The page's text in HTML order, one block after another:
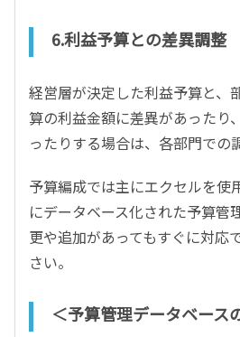
6.利益予算との差異調整
経営層が決定した利益予算と、
算の利益金額に差異があったり
ったりする場合は、各部門での
予算編成では主にエクセルを使
にデータベース化された予算管
更や追加があってもすぐに対応
さい。
＜予算管理データベース